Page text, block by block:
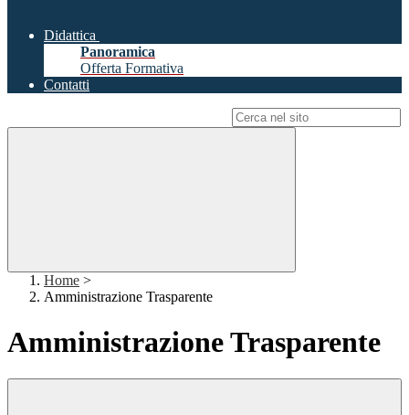
Didattica
Panoramica
Offerta Formativa
Contatti
Home >
Amministrazione Trasparente
Amministrazione Trasparente